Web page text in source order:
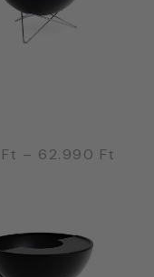
Ft – 62.990 Ft